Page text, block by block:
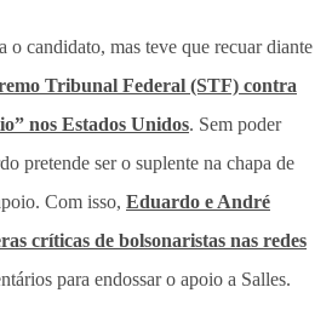
o candidato, mas teve que recuar diante
Tribunal Federal (STF) contra
nos Estados Unidos. Sem poder
pretende ser o suplente na chapa de
Com isso, Eduardo e André
críticas de bolsonaristas nas redes
para endossar o apoio a Salles.